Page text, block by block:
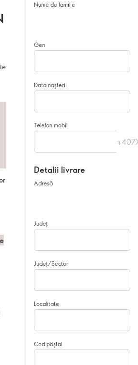
Nume de familie
Gen
Data nașterii
Telefon mobil
Detalii livrare
Adresă
Județ
Județ/Sector
Localitate
Cod poștal